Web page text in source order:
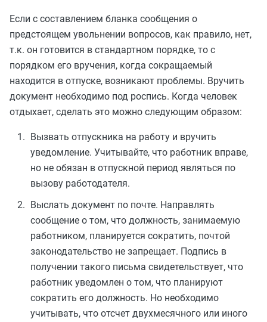
Если с составлением бланка сообщения о
предстоящем увольнении вопросов, как правило, нет,
т.к. он готовится в стандартном порядке, то с
порядком его вручения, когда сокращаемый
находится в отпуске, возникают проблемы. Вручить
документ необходимо под роспись. Когда человек
отдыхает, сделать это можно следующим образом:
Вызвать отпускника на работу и вручить
уведомление. Учитывайте, что работник вправе,
но не обязан в отпускной период являться по
вызову работодателя.
Выслать документ по почте. Направлять
сообщение о том, что должность, занимаемую
работником, планируется сократить, почтой
законодательство не запрещает. Подпись в
получении такого письма свидетельствует, что
работник уведомлен о том, что планируют
сократить его должность. Но необходимо
учитывать, что отсчет двухмесячного или иного